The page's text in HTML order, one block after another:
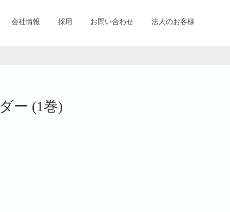
会社情報 採用 お問い合わせ 法人のお客様
ー (1巻)